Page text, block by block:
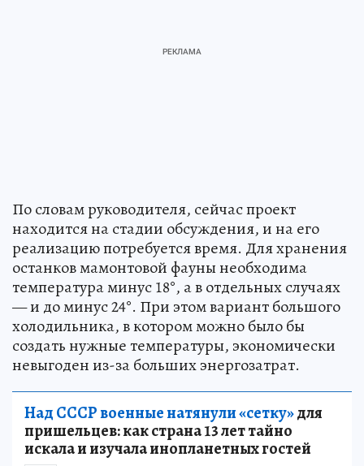
По словам руководителя, сейчас проект
находится на стадии обсуждения, и на его
реализацию потребуется время. Для хранения
останков мамонтовой фауны необходима
температура минус 18°, а в отдельных случаях
— и до минус 24°. При этом вариант большого
холодильника, в котором можно было бы
создать нужные температуры, экономически
невыгоден из-за больших энергозатрат.
Над СССР военные натянули «сетку»для
пришельцев: как страна 13 лет тайно
искала и изучала инопланетных гостей